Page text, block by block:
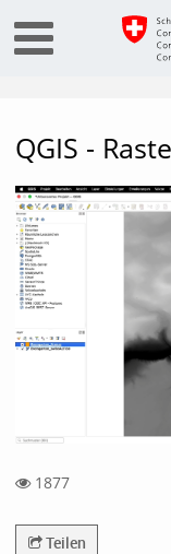
QGIS -
1877
Teilen